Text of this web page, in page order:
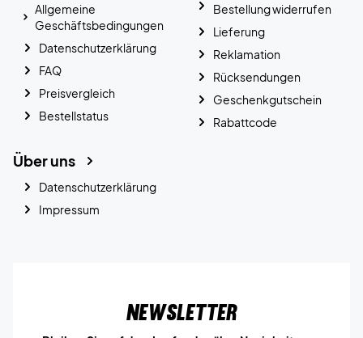
Allgemeine
Geschäftsbedingungen
Datenschutzerklärung
FAQ
Preisvergleich
Bestellstatus
Bestellung widerrufen
Lieferung
Reklamation
Rücksendungen
Geschenkgutschein
Rabattcode
Über uns
Datenschutzerklärung
Impressum
Newsletter